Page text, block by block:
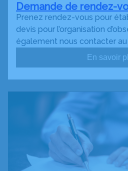
Demande de rendez-
Prenez rendez-vous pour
devis pour l’organisation
également nous contacter
En savoir